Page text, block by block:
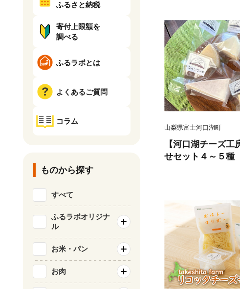
山梨県富士河口湖町
【河口湖チーズ工
せセット４～５種
ふるさと納税
寄付上限額を
調べる
ふるラボとは
よくあるご質問
コラム
ものから探す
すべて
ふるラボオリジナ
ル
お米・パン
お肉